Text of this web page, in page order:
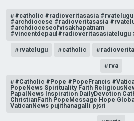
#catholic #radioveritasasia
#archdiocese #radioveritasasia
#archdioceseofvisakhapatnam
#vincentdepaul#radioveritasasiatelugu
rvatelugu catholic
rva
#Catholic #Pope #PopeFrancis
PopeNews Spirituality Faith
PapalNews Inspiration DailyDevotion
ChristianFaith PopeMessage Hope
VaticanNews pujithanagalli pjsri